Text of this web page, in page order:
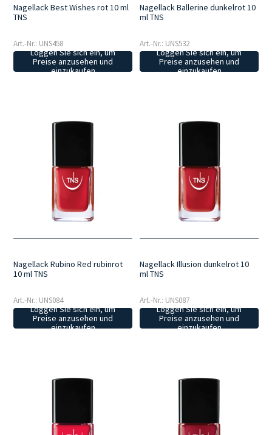
Nagellack Best Wishes rot 10 ml
TNS
Art.-Nr.: UNS458
Loggen Sie sich ein, um
Preise anzusehen und
einzukaufen
Nagellack Ballerine dunkelrot 10
ml TNS
Art.-Nr.: UNS532
Loggen Sie sich ein, um
Preise anzusehen und
einzukaufen
Nagellack Rubino Red rubinrot
10 ml TNS
Art.-Nr.: UNS084
Loggen Sie sich ein, um
Preise anzusehen und
einzukaufen
Nagellack Illusion dunkelrot 10
ml TNS
Art.-Nr.: UNS087
Loggen Sie sich ein, um
Preise anzusehen und
einzukaufen